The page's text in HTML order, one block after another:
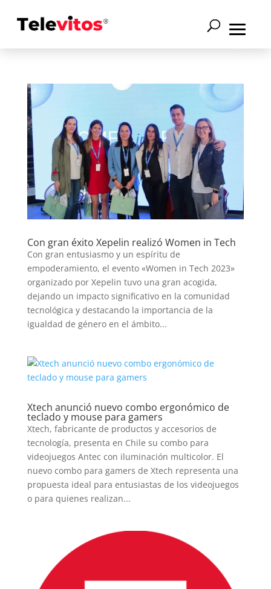
Con gran éxito Xepelin realizó Women in Tech
Con gran entusiasmo y un espíritu de
empoderamiento, el evento «Women in Tech 2023»
organizado por Xepelin tuvo una gran acogida,
dejando un impacto significativo en la comunidad
tecnológica y destacando la importancia de la
igualdad de género en el ámbito...
Xtech anunció nuevo combo ergonómico de
teclado y mouse para gamers
Xtech, fabricante de productos y accesorios de
tecnología, presenta en Chile su combo para
videojuegos Antec con iluminación multicolor. El
nuevo combo para gamers de Xtech representa una
propuesta ideal para entusiastas de los videojuegos
o para quienes realizan...